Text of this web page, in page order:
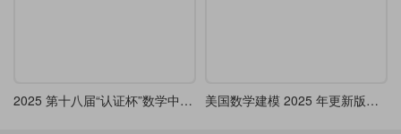
2025 第十八届“认证杯”数学中国数学建模网络挑战赛 LaTeX 美国数学建模 2025 年更新版本 6.3.3